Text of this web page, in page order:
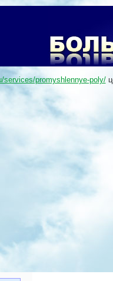
services/promyshlennye-poly/